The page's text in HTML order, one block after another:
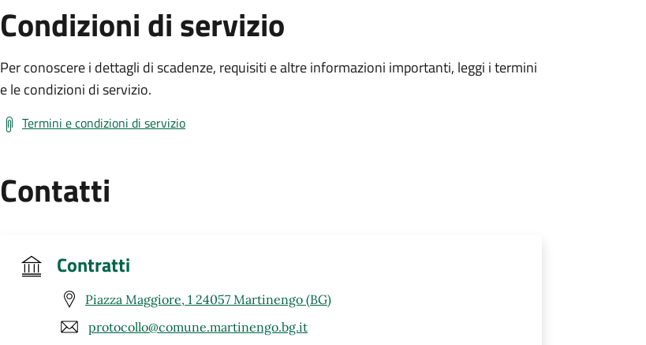
Condizioni di servizio
Per conoscere i dettagli di scadenze, requisiti e altre informazioni importanti, leggi i termini
e le condizioni di servizio.
Termini e condizioni di servizio
Contatti
Contratti
Piazza Maggiore, 1 24057 Martinengo (BG)
protocollo@comune.martinengo.bg.it